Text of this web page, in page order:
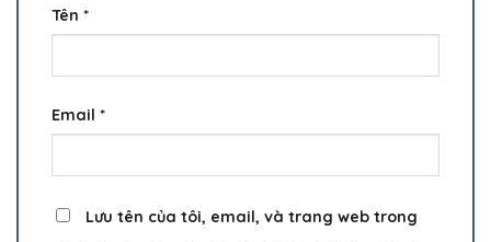
Tên *
Email *
Lưu tên của tôi, email, và trang web trong